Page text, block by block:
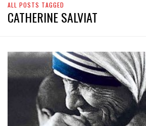
ALL POSTS TAGGED
CATHERINE SALVIAT